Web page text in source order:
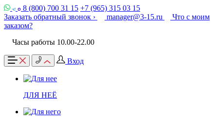
8 (800) 700 31 15 +7 (965) 315 03 15
Заказать обратный звонок ›
manager@3-15.ru
Что с моим
заказом?
Часы работы 10.00-22.00
Вход
ДЛЯ НЕЁ